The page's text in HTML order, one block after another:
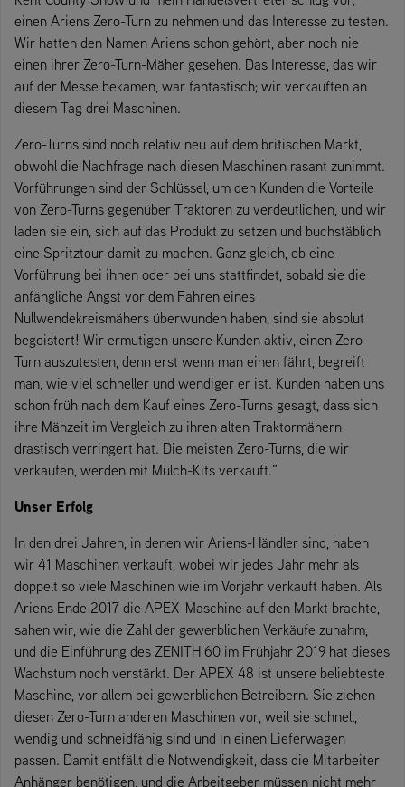
einen Ariens Zero-Turn zu nehmen und das Interesse zu testen.
Wir hatten den Namen Ariens schon gehört, aber noch nie
einen ihrer Zero-Turn-Mäher gesehen. Das Interesse, das wir
auf der Messe bekamen, war fantastisch; wir verkauften an
diesem Tag drei Maschinen.
Zero-Turns sind noch relativ neu auf dem britischen Markt,
obwohl die Nachfrage nach diesen Maschinen rasant zunimmt.
Vorführungen sind der Schlüssel, um den Kunden die Vorteile
von Zero-Turns gegenüber Traktoren zu verdeutlichen, und wir
laden sie ein, sich auf das Produkt zu setzen und buchstäblich
eine Spritztour damit zu machen. Ganz gleich, ob eine
Vorführung bei ihnen oder bei uns stattfindet, sobald sie die
anfängliche Angst vor dem Fahren eines
Nullwendekreismähers überwunden haben, sind sie absolut
begeistert! Wir ermutigen unsere Kunden aktiv, einen Zero-
Turn auszutesten, denn erst wenn man einen fährt, begreift
man, wie viel schneller und wendiger er ist. Kunden haben uns
schon früh nach dem Kauf eines Zero-Turns gesagt, dass sich
ihre Mähzeit im Vergleich zu ihren alten Traktormähern
drastisch verringert hat. Die meisten Zero-Turns, die wir
verkaufen, werden mit Mulch-Kits verkauft.“
Unser Erfolg
In den drei Jahren, in denen wir Ariens-Händler sind, haben
wir 41 Maschinen verkauft, wobei wir jedes Jahr mehr als
doppelt so viele Maschinen wie im Vorjahr verkauft haben. Als
Ariens Ende 2017 die APEX-Maschine auf den Markt brachte,
sahen wir, wie die Zahl der gewerblichen Verkäufe zunahm,
und die Einführung des ZENITH 60 im Frühjahr 2019 hat dieses
Wachstum noch verstärkt. Der APEX 48 ist unsere beliebteste
Maschine, vor allem bei gewerblichen Betreibern. Sie ziehen
diesen Zero-Turn anderen Maschinen vor, weil sie schnell,
wendig und schneidfähig sind und in einen Lieferwagen
passen. Damit entfällt die Notwendigkeit, dass die Mitarbeiter
Anhänger benötigen, und die Arbeitgeber müssen nicht mehr